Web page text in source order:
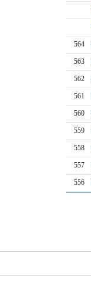
564
563
562
561
560
559
558
557
556